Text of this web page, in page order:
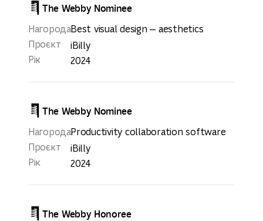
The Webby Nominee
НагородаBest visual design — aesthetics
Проєкт
iBilly
Рік
2024
The Webby Nominee
НагородаProductivity collaboration software
Проєкт
iBilly
Рік
2024
The Webby Honoree